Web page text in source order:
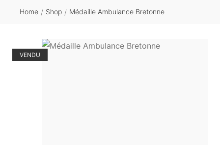
Home / Shop / Médaille Ambulance Bretonne
VENDU